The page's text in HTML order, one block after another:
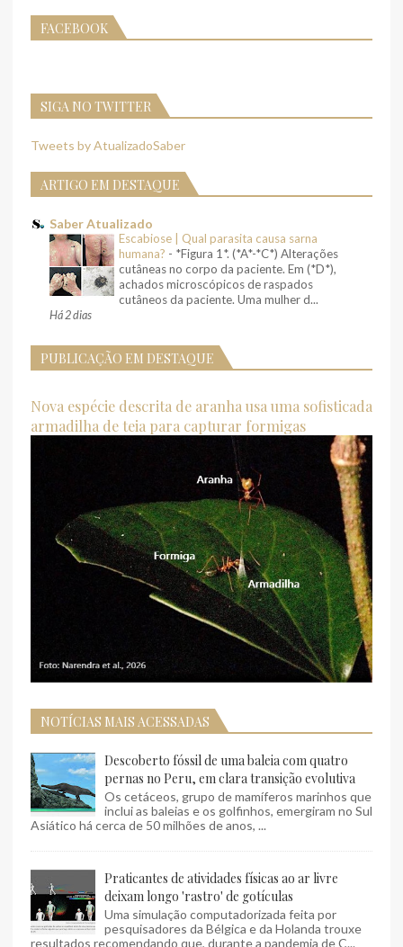
FACEBOOK
SIGA NO TWITTER
Tweets by AtualizadoSaber
ARTIGO EM DESTAQUE
Saber Atualizado
Escabiose | Qual parasita causa sarna
humana? - *Figura 1*. (*A*-*C*) Alterações
cutâneas no corpo da paciente. Em (*D*),
achados microscópicos de raspados
cutâneos da paciente. Uma mulher d...
Há 2 dias
PUBLICAÇÃO EM DESTAQUE
Nova espécie descrita de aranha usa uma sofisticada
armadilha de teia para capturar formigas
NOTÍCIAS MAIS ACESSADAS
Descoberto fóssil de uma baleia com quatro
pernas no Peru, em clara transição evolutiva
Os cetáceos, grupo de mamíferos marinhos que
inclui as baleias e os golfinhos, emergiram no Sul
Asiático há cerca de 50 milhões de anos, ...
Praticantes de atividades físicas ao ar livre
deixam longo 'rastro' de gotículas
Uma simulação computadorizada feita por
pesquisadores da Bélgica e da Holanda trouxe
resultados recomendando que, durante a pandemia de C...